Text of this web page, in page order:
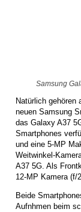
Samsung
Natürlich gehören
neuen Samsung
das Galaxy A37
Smartphones
und eine 5-MP
Weitwinkel-
A37 5G. Als
12-MP Kamera (f/
Beide
Aufnhmen beim